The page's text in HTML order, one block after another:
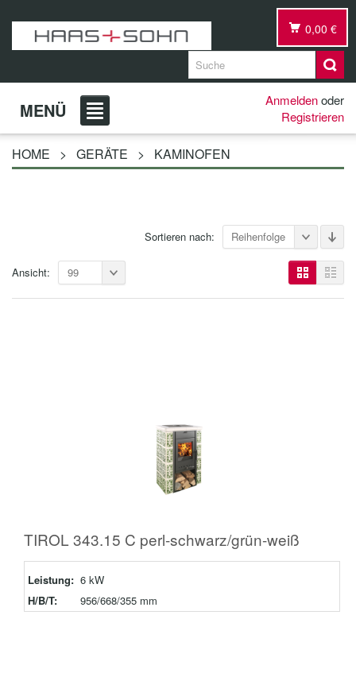
0,00 €
MENÜ Anmeldenoder
Registrieren
HOME > GERÄTE > KAMINOFEN
Sortieren nach: Reihenfolge
Ansicht: 99
TIROL 343.15 C perl-schwarz/grün-weiß
Leistung: 6 kW
H/B/T:
956/668/355 mm